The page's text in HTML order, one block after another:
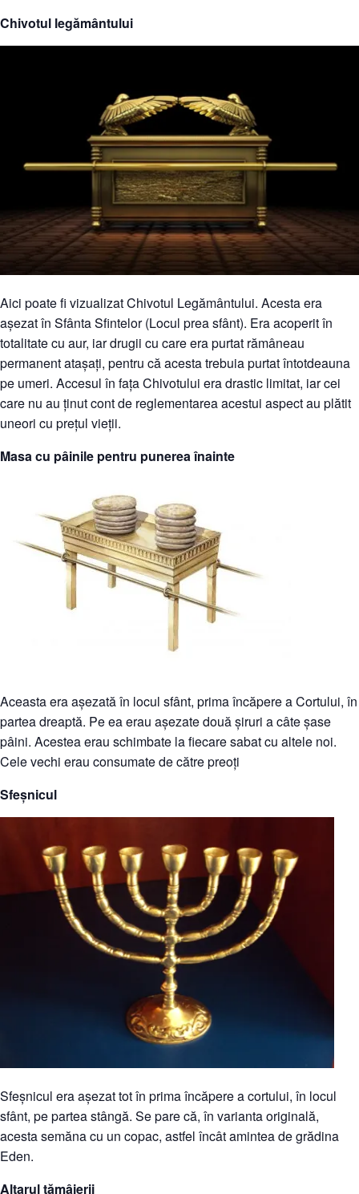
Chivotul legământului
Aici poate fi vizualizat Chivotul Legământului. Acesta era
așezat în Sfânta Sfintelor (Locul prea sfânt). Era acoperit în
totalitate cu aur, iar drugii cu care era purtat rămâneau
permanent atașați, pentru că acesta trebuia purtat întotdeauna
pe umeri. Accesul în fața Chivotului era drastic limitat, iar cei
care nu au ținut cont de reglementarea acestui aspect au plătit
uneori cu prețul vieții.
Masa cu pâinile pentru punerea înainte
Aceasta era așezată în locul sfânt, prima încăpere a Cortului, în
partea dreaptă. Pe ea erau așezate două șiruri a câte șase
pâini. Acestea erau schimbate la fiecare sabat cu altele noi.
Cele vechi erau consumate de către preoți
Sfeșnicul
Sfeșnicul era așezat tot în prima încăpere a cortului, în locul
sfânt, pe partea stângă. Se pare că, în varianta originală,
acesta semăna cu un copac, astfel încât amintea de grădina
Eden.
Altarul tămâierii